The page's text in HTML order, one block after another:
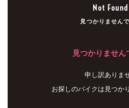
Not
見つかりませんで
見つかりません
申し訳ありま
お探しのバイクは見つか